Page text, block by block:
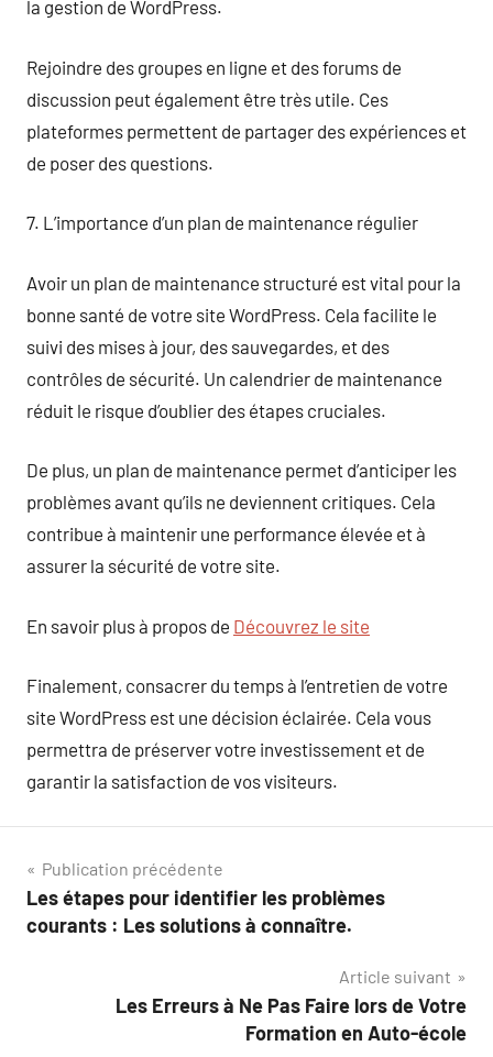
la gestion de WordPress.
Rejoindre des groupes en ligne et des forums de
discussion peut également être très utile. Ces
plateformes permettent de partager des expériences et
de poser des questions.
7. L’importance d’un plan de maintenance régulier
Avoir un plan de maintenance structuré est vital pour la
bonne santé de votre site WordPress. Cela facilite le
suivi des mises à jour, des sauvegardes, et des
contrôles de sécurité. Un calendrier de maintenance
réduit le risque d’oublier des étapes cruciales.
De plus, un plan de maintenance permet d’anticiper les
problèmes avant qu’ils ne deviennent critiques. Cela
contribue à maintenir une performance élevée et à
assurer la sécurité de votre site.
En savoir plus à propos de Découvrez le site
Finalement, consacrer du temps à l’entretien de votre
site WordPress est une décision éclairée. Cela vous
permettra de préserver votre investissement et de
garantir la satisfaction de vos visiteurs.
Navigation
de
Publication précédente
Les étapes pour identifier les problèmes
courants : Les solutions à connaître.
Article suivant
Les Erreurs à Ne Pas Faire lors de Votre
Formation en Auto-école